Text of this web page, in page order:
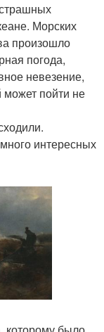
Морских
произошло
погода,
невезение,
пойти не
интересных